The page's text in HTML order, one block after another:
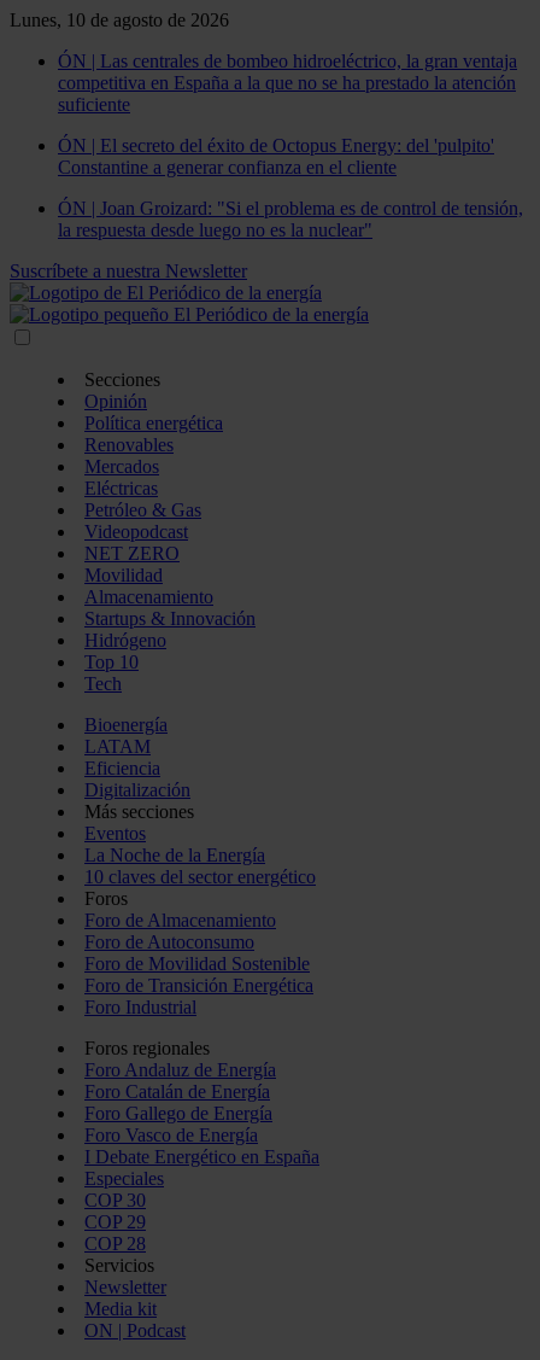
Lunes, 10 de agosto de 2026
ÓN | Las centrales de bombeo hidroeléctrico, la gran ventaja
competitiva en España a la que no se ha prestado la atención
suficiente
ÓN | El secreto del éxito de Octopus Energy: del 'pulpito'
Constantine a generar confianza en el cliente
ÓN | Joan Groizard: "Si el problema es de control de tensión,
la respuesta desde luego no es la nuclear"
Suscríbete a nuestra Newsletter
Secciones
Opinión
Política energética
Renovables
Mercados
Eléctricas
Petróleo & Gas
Videopodcast
NET ZERO
Movilidad
Almacenamiento
Startups & Innovación
Hidrógeno
Top 10
Tech
Bioenergía
LATAM
Eficiencia
Digitalización
Más secciones
Eventos
La Noche de la Energía
10 claves del sector energético
Foros
Foro de Almacenamiento
Foro de Autoconsumo
Foro de Movilidad Sostenible
Foro de Transición Energética
Foro Industrial
Foros regionales
Foro Andaluz de Energía
Foro Catalán de Energía
Foro Gallego de Energía
Foro Vasco de Energía
I Debate Energético en España
Especiales
COP 30
COP 29
COP 28
Servicios
Newsletter
Media kit
ON | Podcast